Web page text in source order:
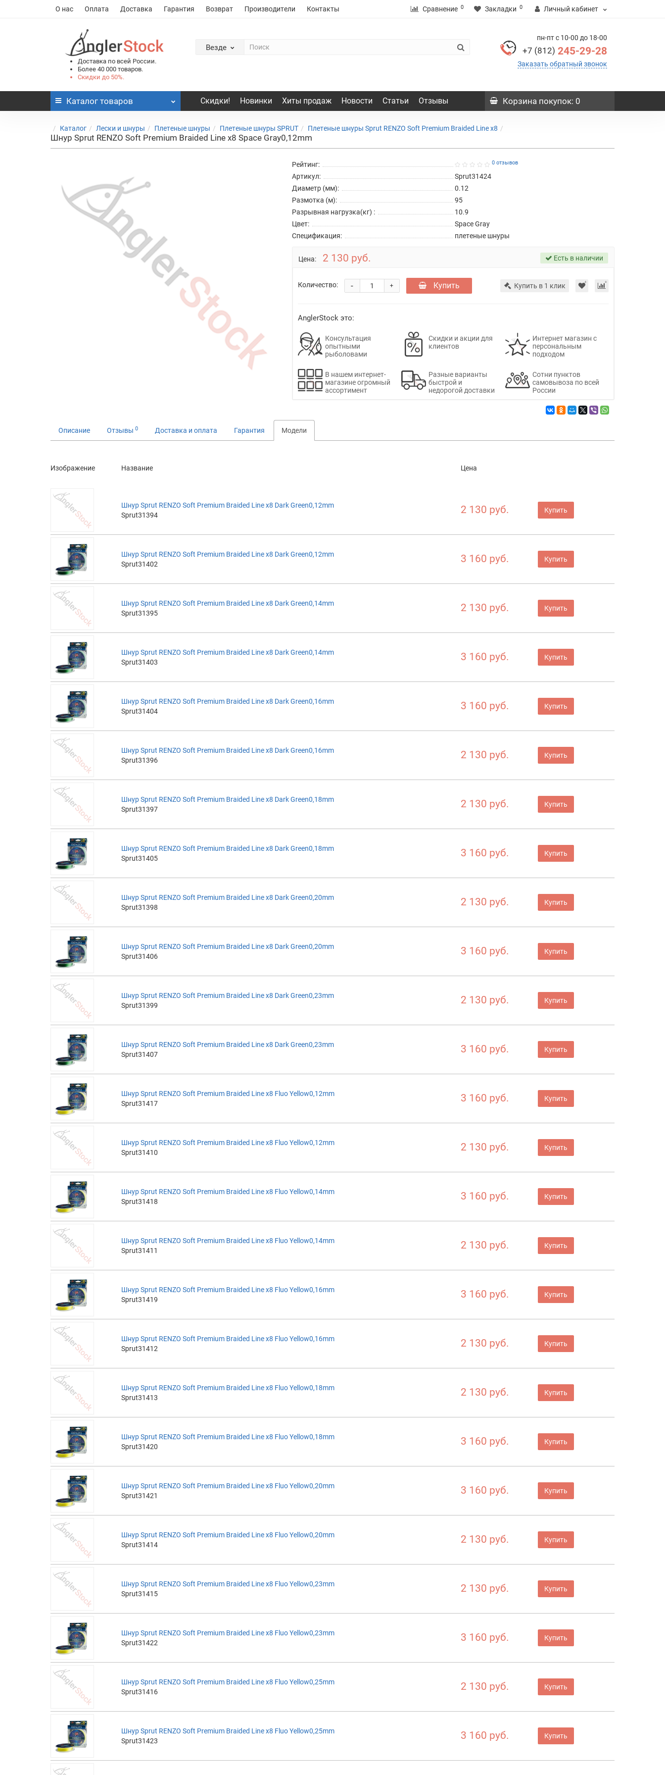
О нас Оплата Доставка Гарантия Возврат Производители Контакты Сравнение 0 Закладки 0 Личный кабинет
Доставка по всей России.
Более 40 000 товаров.
Скидки до 50%.
Везде
пн-пт с 10-00 до 18-00
+7 (812) 245-29-28
Заказать обратный звонок
Каталог товаров Скидки! Новинки Хиты продаж Новости Статьи Отзывы Корзина покупок: 0
Каталог Лески и шнуры Плетеные шнуры Плетеные шнуры SPRUT Плетеные шнуры Sprut RENZO Soft Premium Braided Line x8
Шнур Sprut RENZO Soft Premium Braided Line x8 Space Gray0,12mm
Рейтинг: 0 отзывов
Артикул:
Sprut31424
Диаметр (мм):
0.12
Размотка (м):
95
Разрывная нагрузка(кг) :
10.9
Цвет:
Space Gray
Спецификация:
плетеные шнуры
Цена: 2 130 руб. Есть в наличии
Количество: +
- Купить Купить в 1 клик
AnglerStock это:
Консультация
опытными
рыболовами
Скидки и акции для
клиентов
Интернет магазин с
персональным
подходом
В нашем интернет-
магазине огромный
ассортимент
Разные варианты
быстрой и
недорогой доставки
Сотни пунктов
самовывоза по всей
России
Описание Отзывы 0 Доставка и оплата Гарантия Модели
Изображение Название Цена
Шнур Sprut RENZO Soft Premium Braided Line x8 Dark Green0,12mm
Sprut31394
2 130 руб. Купить
Шнур Sprut RENZO Soft Premium Braided Line x8 Dark Green0,12mm
Sprut31402
3 160 руб. Купить
Шнур Sprut RENZO Soft Premium Braided Line x8 Dark Green0,14mm
Sprut31395
2 130 руб. Купить
Шнур Sprut RENZO Soft Premium Braided Line x8 Dark Green0,14mm
Sprut31403
3 160 руб. Купить
Шнур Sprut RENZO Soft Premium Braided Line x8 Dark Green0,16mm
Sprut31404
3 160 руб. Купить
Шнур Sprut RENZO Soft Premium Braided Line x8 Dark Green0,16mm
Sprut31396
2 130 руб. Купить
Шнур Sprut RENZO Soft Premium Braided Line x8 Dark Green0,18mm
Sprut31397
2 130 руб. Купить
Шнур Sprut RENZO Soft Premium Braided Line x8 Dark Green0,18mm
Sprut31405
3 160 руб. Купить
Шнур Sprut RENZO Soft Premium Braided Line x8 Dark Green0,20mm
Sprut31398
2 130 руб. Купить
Шнур Sprut RENZO Soft Premium Braided Line x8 Dark Green0,20mm
Sprut31406
3 160 руб. Купить
Шнур Sprut RENZO Soft Premium Braided Line x8 Dark Green0,23mm
Sprut31399
2 130 руб. Купить
Шнур Sprut RENZO Soft Premium Braided Line x8 Dark Green0,23mm
Sprut31407
3 160 руб. Купить
Шнур Sprut RENZO Soft Premium Braided Line x8 Fluo Yellow0,12mm
Sprut31417
3 160 руб. Купить
Шнур Sprut RENZO Soft Premium Braided Line x8 Fluo Yellow0,12mm
Sprut31410
2 130 руб. Купить
Шнур Sprut RENZO Soft Premium Braided Line x8 Fluo Yellow0,14mm
Sprut31418
3 160 руб. Купить
Шнур Sprut RENZO Soft Premium Braided Line x8 Fluo Yellow0,14mm
Sprut31411
2 130 руб. Купить
Шнур Sprut RENZO Soft Premium Braided Line x8 Fluo Yellow0,16mm
Sprut31419
3 160 руб. Купить
Шнур Sprut RENZO Soft Premium Braided Line x8 Fluo Yellow0,16mm
Sprut31412
2 130 руб. Купить
Шнур Sprut RENZO Soft Premium Braided Line x8 Fluo Yellow0,18mm
Sprut31413
2 130 руб. Купить
Шнур Sprut RENZO Soft Premium Braided Line x8 Fluo Yellow0,18mm
Sprut31420
3 160 руб. Купить
Шнур Sprut RENZO Soft Premium Braided Line x8 Fluo Yellow0,20mm
Sprut31421
3 160 руб. Купить
Шнур Sprut RENZO Soft Premium Braided Line x8 Fluo Yellow0,20mm
Sprut31414
2 130 руб. Купить
Шнур Sprut RENZO Soft Premium Braided Line x8 Fluo Yellow0,23mm
Sprut31415
2 130 руб. Купить
Шнур Sprut RENZO Soft Premium Braided Line x8 Fluo Yellow0,23mm
Sprut31422
3 160 руб. Купить
Шнур Sprut RENZO Soft Premium Braided Line x8 Fluo Yellow0,25mm
Sprut31416
2 130 руб. Купить
Шнур Sprut RENZO Soft Premium Braided Line x8 Fluo Yellow0,25mm
Sprut31423
3 160 руб. Купить